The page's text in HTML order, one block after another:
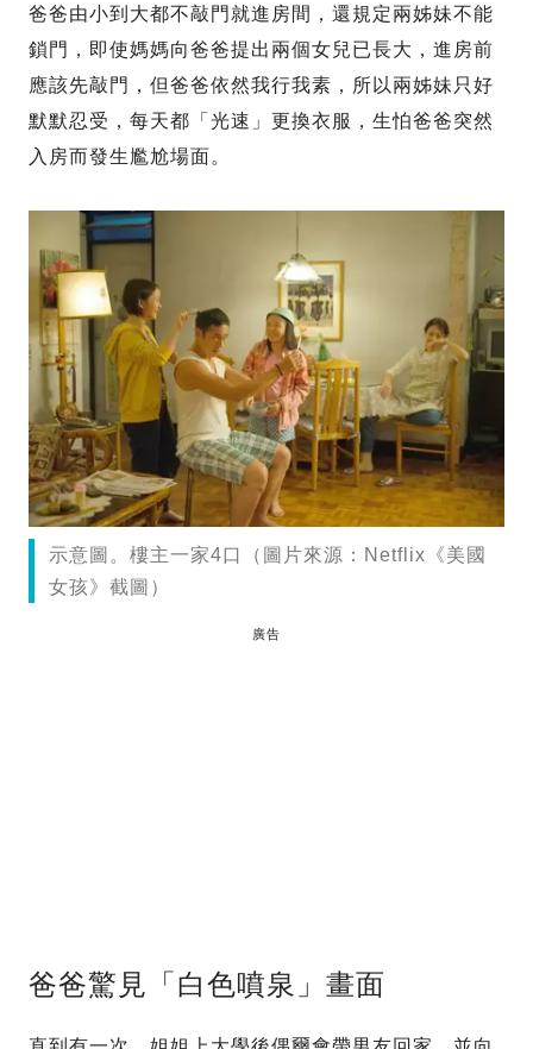
爸爸由小到大都不敲門就進房間，還規定兩姊妹不能
鎖門，即使媽媽向爸爸提出兩個女兒已長大，進房前
應該先敲門，但爸爸依然我行我素，所以兩姊妹只好
默默忍受，每天都「光速」更換衣服，生怕爸爸突然
入房而發生尷尬場面。
示意圖。樓主一家4口（圖片來源：Netflix《美國
女孩》截圖）
廣告
爸爸驚見「白色噴泉」畫面